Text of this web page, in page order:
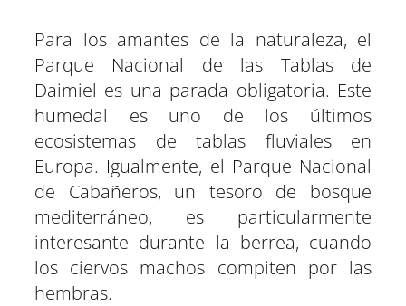
Para los amantes de la naturaleza, el
Parque Nacional de las Tablas de
Daimiel es una parada obligatoria. Este
humedal es uno de los últimos
ecosistemas de tablas fluviales en
Europa. Igualmente, el Parque Nacional
de Cabañeros, un tesoro de bosque
mediterráneo, es particularmente
interesante durante la berrea, cuando
los ciervos machos compiten por las
hembras.